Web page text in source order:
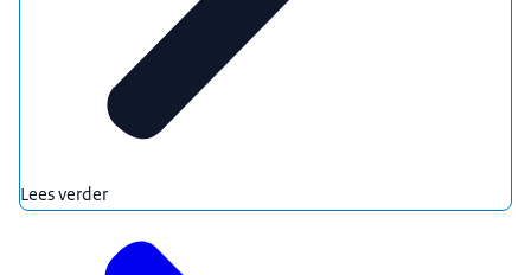
Lees verder